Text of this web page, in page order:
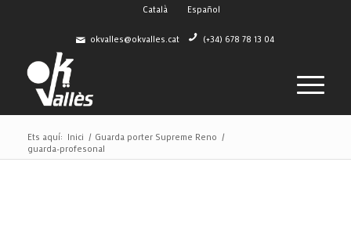
Català Español
okvalles@okvalles.cat (+34) 678 78 13 04
Ets aquí: Inici / Guarda porter Supreme Reno /
guarda-profesonal